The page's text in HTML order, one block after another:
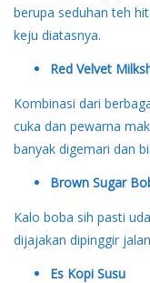
berupa seduhan teh
keju diatasnya.
Red Velvet
Kombinasi dari
cuka dan pewarna
banyak digemari dan
Brown Sugar
Kalo boba sih pasti
dijajakan dipinggir
Es Kopi Susu